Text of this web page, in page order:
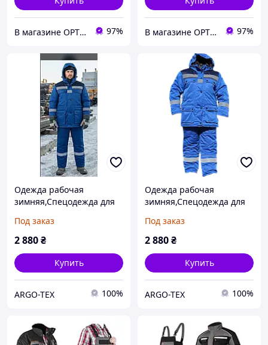
В магазине OPTTOVAR скидки на всё До конца месяца 97% В магазине OPTTOVAR скидки на всё До конца месяца 97%
Одежда рабочая
зимняя,Спецодежда для
Под заказ
2 880₴
Купить
ARGO-TEX 100%
Одежда рабочая
зимняя,Спецодежда для
Под заказ
2 880₴
Купить
ARGO-TEX 100%